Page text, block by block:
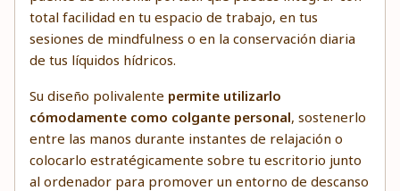
total facilidad en tu espacio de trabajo, en tus
sesiones de mindfulness o en la conservación diaria
de tus líquidos hídricos.
Su diseño polivalente permite utilizarlo
cómodamente como colgante personal, sostenerlo
entre las manos durante instantes de relajación o
colocarlo estratégicamente sobre tu escritorio junto
al ordenador para promover un entorno de descanso